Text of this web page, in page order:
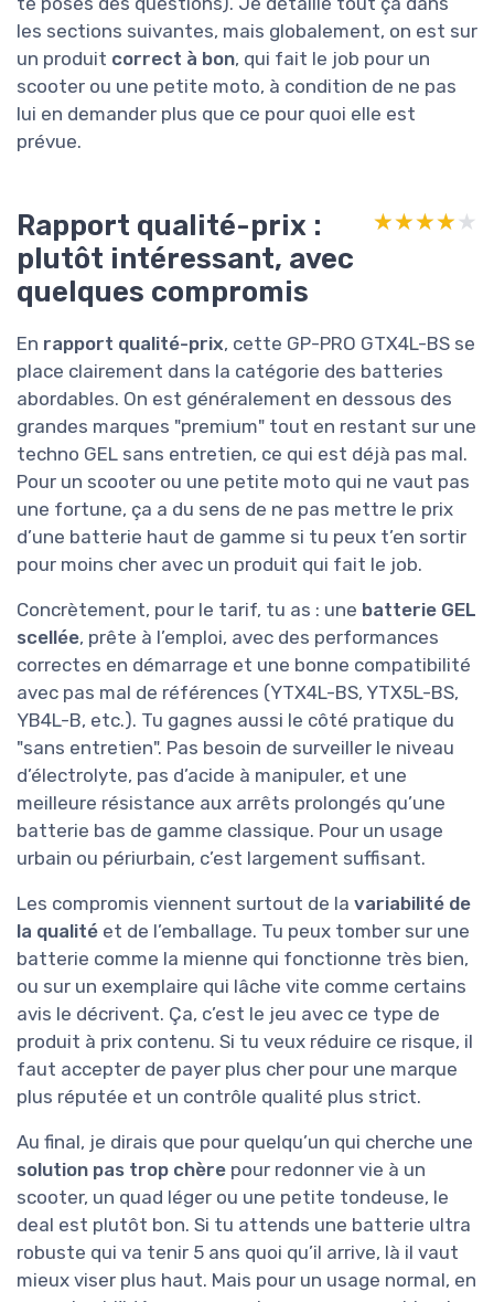
les sections suivantes, mais globalement, on est sur
un produit correct à bon, qui fait le job pour un
scooter ou une petite moto, à condition de ne pas
lui en demander plus que ce pour quoi elle est
prévue.
Rapport qualité-prix :
plutôt intéressant, avec
quelques compromis
★★★★★
★★★★★
En rapport qualité-prix, cette GP-PRO GTX4L-BS se
place clairement dans la catégorie des batteries
abordables. On est généralement en dessous des
grandes marques "premium" tout en restant sur une
techno GEL sans entretien, ce qui est déjà pas mal.
Pour un scooter ou une petite moto qui ne vaut pas
une fortune, ça a du sens de ne pas mettre le prix
d’une batterie haut de gamme si tu peux t’en sortir
pour moins cher avec un produit qui fait le job.
Concrètement, pour le tarif, tu as : une batterie GEL
scellée, prête à l’emploi, avec des performances
correctes en démarrage et une bonne compatibilité
avec pas mal de références (YTX4L-BS, YTX5L-BS,
YB4L-B, etc.). Tu gagnes aussi le côté pratique du
"sans entretien". Pas besoin de surveiller le niveau
d’électrolyte, pas d’acide à manipuler, et une
meilleure résistance aux arrêts prolongés qu’une
batterie bas de gamme classique. Pour un usage
urbain ou périurbain, c’est largement suffisant.
Les compromis viennent surtout de la variabilité de
la qualité et de l’emballage. Tu peux tomber sur une
batterie comme la mienne qui fonctionne très bien,
ou sur un exemplaire qui lâche vite comme certains
avis le décrivent. Ça, c’est le jeu avec ce type de
produit à prix contenu. Si tu veux réduire ce risque, il
faut accepter de payer plus cher pour une marque
plus réputée et un contrôle qualité plus strict.
Au final, je dirais que pour quelqu’un qui cherche une
solution pas trop chère pour redonner vie à un
scooter, un quad léger ou une petite tondeuse, le
deal est plutôt bon. Si tu attends une batterie ultra
robuste qui va tenir 5 ans quoi qu’il arrive, là il vaut
mieux viser plus haut. Mais pour un usage normal, en